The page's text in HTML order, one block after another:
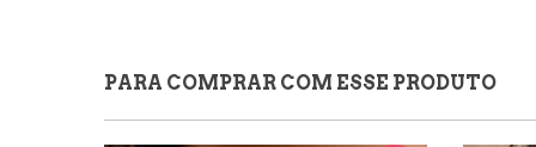
PARA COMPRAR COM ESSE PRODUTO